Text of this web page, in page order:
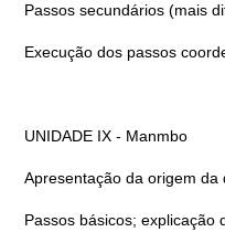
Passos secundários (mais
Execução dos passos
UNIDADE IX - Manmbo
Apresentação da origem da
Passos básicos; explicação